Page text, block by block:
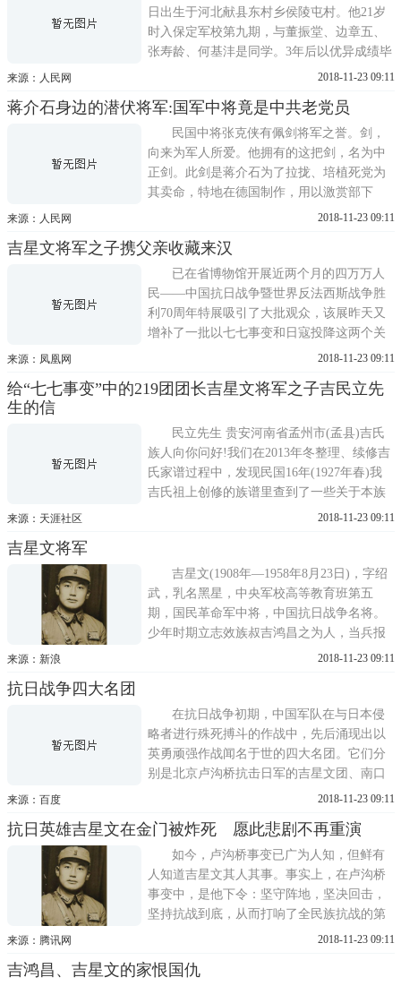
山，任陆军讲武学校教
日出生于河北献县东村乡侯陵屯村。他21岁
时入保定军校第九期，与董振堂、边章五、
张寿龄、何基沣是同学。3年后以优异成绩毕
业，加入冯玉祥的部队。因为冯玉祥娶其妻
的关系和交往。1948年11月8日，按照共产党
的指示，他与何基沣一起率国民党第五十九
军两个师、第七十七
来源：人民网 2018-11-23 09:11
蒋介石身边的潜伏将军:国军中将竟是中共老党员
民国中将张克侠有佩剑将军之誉。剑，
向来为军人所爱。他拥有的这把剑，名为中
正剑。此剑是蒋介石为了拉拢、培植死党为
其卖命，特地在德国制作，用以激赏部下
的。此剑身全长380mm，刃长255mm，剑柄
剑柄上刻有校长蒋中正赠字样。但让蒋介石
没有料到的是，当他把中正剑颁发给张克侠
时，张克侠已秘密加入了共
来源：人民网 2018-11-23 09:11
吉星文将军之子携父亲收藏来汉
已在省博物馆开展近两个月的四万万人
民——中国抗日战争暨世界反法西斯战争胜
利70周年特展吸引了大批观众，该展昨天又
增补了一批以七七事变和日寇投降这两个关
键时刻史实为主的展品。七七事变中，吉星
战的第一枪。昨天，吉星文将军之子吉民立
的抗战文物展品。值得一
来源：凤凰网 2018-11-23 09:11
给“七七事变”中的219团团长吉星文将军之子吉民立先
生的信
民立先生 贵安河南省孟州市(孟县)吉氏
族人向你问好!我们在2013年冬整理、续修吉
氏家谱过程中，发现民国16年(1927年春)我
吉氏祖上创修的族谱里查到了一些关于本族
三门后代人的相关信息以及从前辈口传中我
虢镇顺涧村，通过几十年的寻亲历程，多地
走访，查询大量资料
来源：天涯社区 2018-11-23 09:11
吉星文将军
吉星文(1908年—1958年8月23日)，字绍
武，乳名黑星，中央军校高等教育班第五
期，国民革命军中将，中国抗日战争名将。
少年时期立志效族叔吉鸿昌之为人，当兵报
效祖国。1922年随族叔吉鸿昌参加西北军，
七七卢沟桥事变中，指挥第29军219团在卢沟
桥抗击日军二十余日，开始中国
来源：新浪 2018-11-23 09:11
抗日战争四大名团
在抗日战争初期，中国军队在与日本侵
略者进行殊死搏斗的作战中，先后涌现出以
英勇顽强作战闻名于世的四大名团。它们分
别是北京卢沟桥抗击日军的吉星文团、南口
保卫战中的罗芳珪团、山西忻口会战中夜袭
孤军八百壮士守卫上海四行仓库的谢晋元
团。他们抗击外侮、宁死不屈的爱国主义精
神和英雄壮举在中国抗战史上留
来源：百度 2018-11-23 09:11
抗日英雄吉星文在金门被炸死 愿此悲剧不再重演
如今，卢沟桥事变已广为人知，但鲜有
人知道吉星文其人其事。事实上，在卢沟桥
事变中，是他下令：坚守阵地，坚决回击，
坚持抗战到底，从而打响了全民族抗战的第
一枪点击查看QQ秀。今天的年轻一代，对于
人物，但也是位悲剧人物。说他是英雄，是
来源：腾讯网 2018-11-23 09:11
吉鸿昌、吉星文的家恨国仇